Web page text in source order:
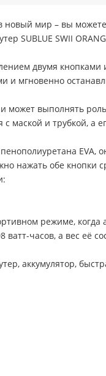
новый мир – вы
SUBLUE SWII
двумя
и мгновенно
может выполнять
с маской и трубкой, а
нажать обе кнопки
режиме, когда
часов, а вес её
аккумулятор,